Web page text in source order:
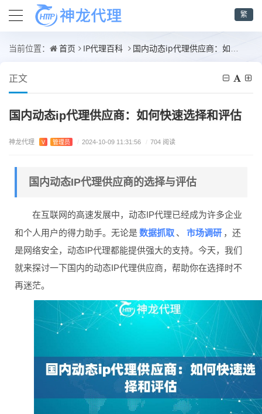
繁
当前位置： 首页 IP代理百科 国内动态ip代理供应商：如何快速选择和评估
正文
国内动态ip代理供应商：如何快速选择和评估
神龙代理 V 管理员 / 2024-10-09 11:31:56 / 704 阅读
国内动态IP代理供应商的选择与评估
在互联网的高速发展中，动态IP代理已经成为许多企业
和个人用户的得力助手。无论是数据抓取 、 市场调研 ，还
是网络安全，动态IP代理都能提供强大的支持。今天，我们
就来探讨一下国内的动态IP代理供应商，帮助你在选择时不
再迷茫。